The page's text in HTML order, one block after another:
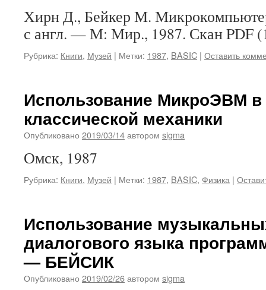
Хирн Д., Бейкер М.
с англ. — М: Мир., 1987. Скан PDF
Рубрика: Книги, Музей | Метки: 1987, BASIC | Оставить
Использование МикроЭВМ в
классической механики
Опубликовано 2019/03/14автором sigma
Омск, 1987
Рубрика: Книги, Музей | Метки: 1987, BASIC, Физика |
Использование
диалогового языка
— БЕЙСИК
Опубликовано 2019/02/26автором sigma